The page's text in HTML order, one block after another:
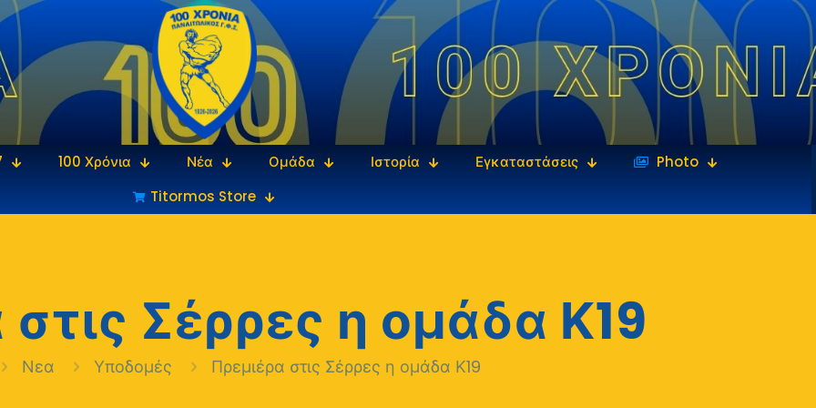
100 Χρόνια Νέα Ομάδα Ιστορία Εγκαταστάσεις
‎‏‏‎ ‎Photo
Titormos Store
Σέρρες η ομάδα Κ19
Νεα Υποδομές Πρεμιέρα στις Σέρρες η ομάδα Κ19